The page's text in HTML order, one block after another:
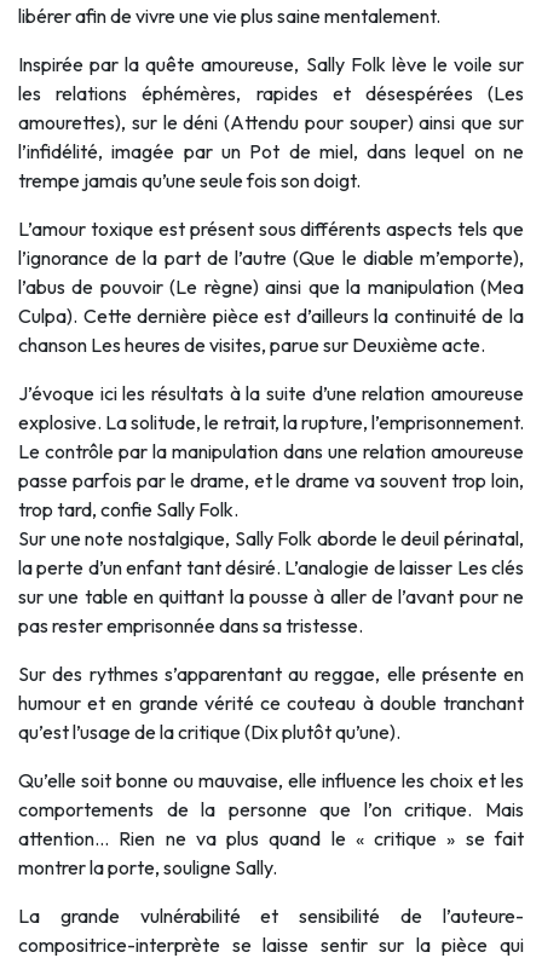
libérer afin de vivre une vie plus saine mentalement.
Inspirée par la quête amoureuse, Sally Folk lève le voile sur
les relations éphémères, rapides et désespérées (Les
amourettes), sur le déni (Attendu pour souper) ainsi que sur
l’infidélité, imagée par un Pot de miel, dans lequel on ne
trempe jamais qu’une seule fois son doigt.
L’amour toxique est présent sous différents aspects tels que
l’ignorance de la part de l’autre (Que le diable m’emporte),
l’abus de pouvoir (Le règne) ainsi que la manipulation (Mea
Culpa). Cette dernière pièce est d’ailleurs la continuité de la
chanson Les heures de visites, parue sur Deuxième acte.
J’évoque ici les résultats à la suite d’une relation amoureuse
explosive. La solitude, le retrait, la rupture, l’emprisonnement.
Le contrôle par la manipulation dans une relation amoureuse
passe parfois par le drame, et le drame va souvent trop loin,
trop tard, confie Sally Folk.
Sur une note nostalgique, Sally Folk aborde le deuil périnatal,
la perte d’un enfant tant désiré. L’analogie de laisser Les clés
sur une table en quittant la pousse à aller de l’avant pour ne
pas rester emprisonnée dans sa tristesse.
Sur des rythmes s’apparentant au reggae, elle présente en
humour et en grande vérité ce couteau à double tranchant
qu’est l’usage de la critique (Dix plutôt qu’une).
Qu’elle soit bonne ou mauvaise, elle influence les choix et les
comportements de la personne que l’on critique. Mais
attention… Rien ne va plus quand le « critique » se fait
montrer la porte, souligne Sally.
La grande vulnérabilité et sensibilité de l’auteure-
compositrice-interprète se laisse sentir sur la pièce qui